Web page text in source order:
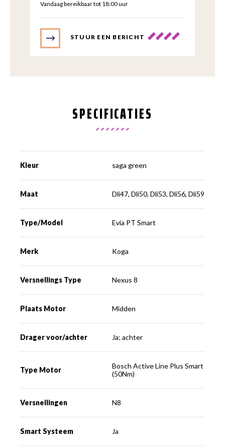
Vandaag bereikbaar tot 18:00 uur
STUUR EEN BERICHT
SPECIFICATIES
Kleur saga green
Maat Dli47, Dli50, Dli53, Dli56, Dli59
Type/Model Evia PT Smart
Merk Koga
Versnellings Type Nexus 8
Plaats Motor Midden
Drager voor/achter Ja; achter
Type Motor
Bosch Active Line Plus Smart
(50Nm)
Versnellingen N8
Smart Systeem Ja